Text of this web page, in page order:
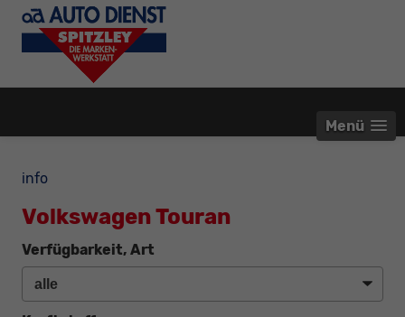
Menü
info
Volkswagen Touran
Verfügbarkeit, Art